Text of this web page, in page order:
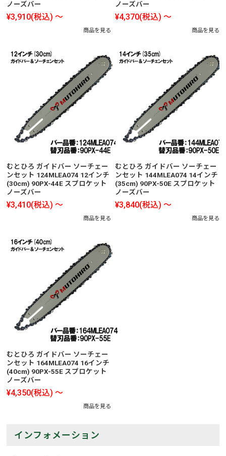
ノーズバー
¥3,910(税込) ～
商品を見る
ノーズバー
¥4,370(税込) ～
商品を見る
むとひろ ガイドバー ソーチェー
ンセット 124MLEA074 12インチ
(30cm) 90PX-44E スプロケット
ノーズバー
¥3,410(税込) ～
商品を見る
むとひろ ガイドバー ソーチェー
ンセット 144MLEA074 14インチ
(35cm) 90PX-50E スプロケット
ノーズバー
¥3,840(税込) ～
商品を見る
むとひろ ガイドバー ソーチェー
ンセット 164MLEA074 16インチ
(40cm) 90PX-55E スプロケット
ノーズバー
¥4,350(税込) ～
商品を見る
インフォメーション